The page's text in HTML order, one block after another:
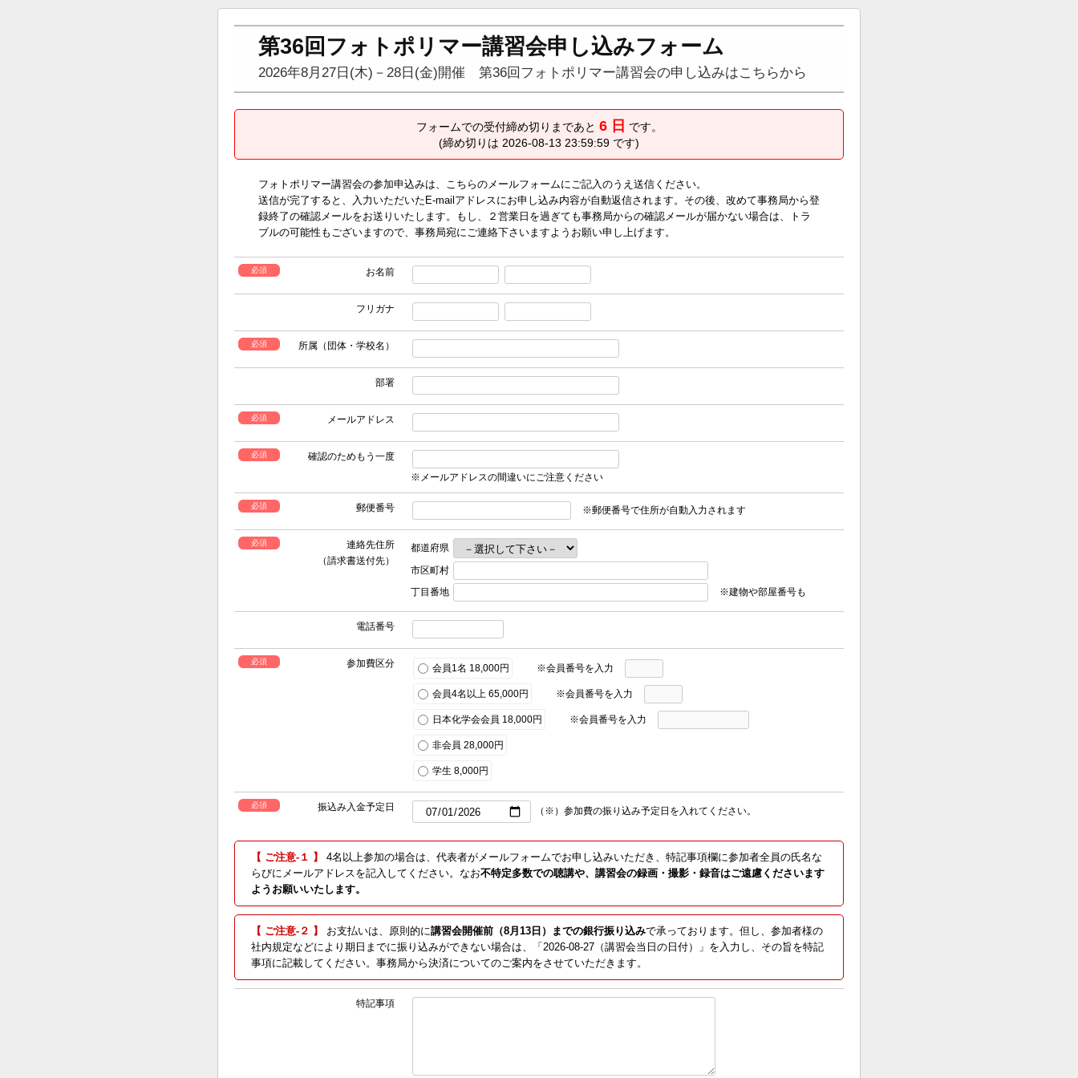
第36回フォトポリマー講習会申し込みフォーム
2026年8月27日(木)－28日(金)開催 第36回フォトポリマー講習会の申し込みはこちらから
フォームでの受付締め切りまであと 6 日 です。
(締め切りは 2026-08-13 23:59:59 です)
フォトポリマー講習会の参加申込みは、こちらのメールフォームにご記入のうえ送信ください。
送信が完了すると、入力いただいたE-mailアドレスにお申し込み内容が自動返信されます。その後、改めて事務局から登
録終了の確認メールをお送りいたします。もし、２営業日を過ぎても事務局からの確認メールが届かない場合は、トラ
ブルの可能性もございますので、事務局宛にご連絡下さいますようお願い申し上げます。
必須 お名前
フリガナ
必須 所属（団体・学校名）
部署
必須 メールアドレス
必須
確認のためもう一度
※メールアドレスの間違いにご注意ください
必須 郵便番号 ※郵便番号で住所が自動入力されます
必須
連絡先住所
（請求書送付先）
都道府県
市区町村
丁目番地
※建物や部屋番号も
電話番号
必須 参加費区分 会員1名 18,000円 ※会員番号を入力
会員4名以上 65,000円 ※会員番号を入力
日本化学会会員 18,000円 ※会員番号を入力
非会員 28,000円
学生 8,000円
必須 振込み入金予定日 （※）参加費の振り込み予定日を入れてください。
【 ご注意-１ 】 4名以上参加の場合は、代表者がメールフォームでお申し込みいただき、特記事項欄に参加者全員の氏名な
らびにメールアドレスを記入してください。なお不特定多数での聴講や、講習会の録画・撮影・録音はご遠慮くださいます
ようお願いいたします。
【 ご注意-２ 】 お支払いは、原則的に講習会開催前（8月13日）までの銀行振り込みで承っております。但し、参加者様の
社内規定などにより期日までに振り込みができない場合は、「2026-08-27（講習会当日の日付）」を入力し、その旨を特記
事項に記載してください。事務局から決済についてのご案内をさせていただきます。
特記事項